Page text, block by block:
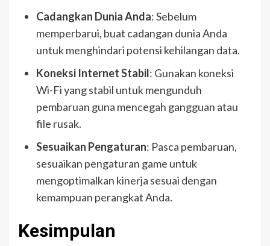
Cadangkan Dunia Anda: Sebelum
memperbarui, buat cadangan dunia Anda
untuk menghindari potensi kehilangan data.
Koneksi Internet Stabil: Gunakan koneksi
Wi-Fi yang stabil untuk mengunduh
pembaruan guna mencegah gangguan atau
file rusak.
Sesuaikan Pengaturan: Pasca pembaruan,
sesuaikan pengaturan game untuk
mengoptimalkan kinerja sesuai dengan
kemampuan perangkat Anda.
Kesimpulan